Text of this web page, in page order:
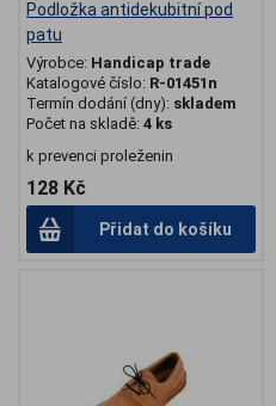
Podložka antidekubitní pod
patu
Výrobce: Handicap trade
Katalogové číslo: R-01451n
Termín dodání (dny): skladem
Počet na skladě: 4 ks
k prevenci proleženin
128 Kč
Přidat do košíku